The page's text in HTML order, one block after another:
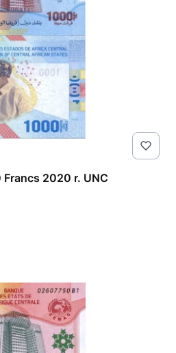
2020 r. UNC